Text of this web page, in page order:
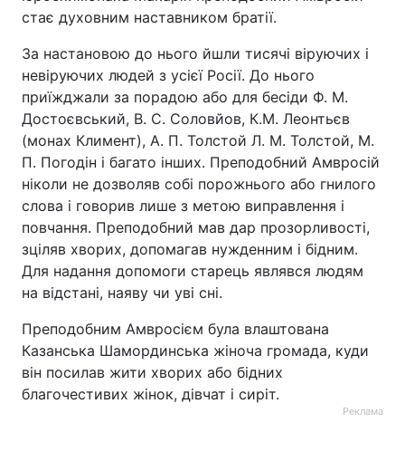
стає духовним наставником братії.
За настановою до нього йшли тисячі віруючих і
невіруючих людей з усієї Росії. До нього
приїжджали за порадою або для бесіди Ф. М.
Достоєвський, В. С. Соловйов, К.М. Леонтьєв
(монах Климент), А. П. Толстой Л. М. Толстой, М.
П. Погодін і багато інших. Преподобний Амвросій
ніколи не дозволяв собі порожнього або гнилого
слова і говорив лише з метою виправлення і
повчання. Преподобний мав дар прозорливості,
зціляв хворих, допомагав нужденним і бідним.
Для надання допомоги старець являвся людям
на відстані, наяву чи уві сні.
Преподобним Амвросієм була влаштована
Казанська Шамординська жіноча громада, куди
він посилав жити хворих або бідних
благочестивих жінок, дівчат і сиріт.
Реклама